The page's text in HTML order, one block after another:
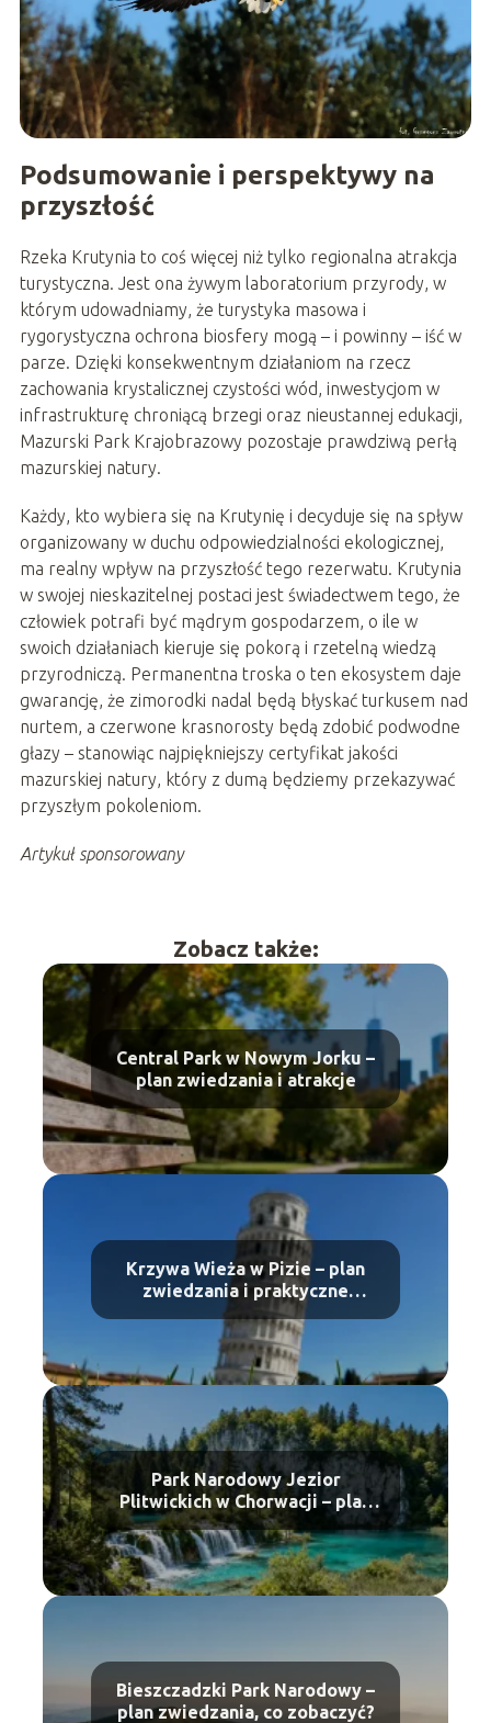
Podsumowanie i perspektywy na
przyszłość
Rzeka Krutynia to coś więcej niż tylko regionalna atrakcja
turystyczna. Jest ona żywym laboratorium przyrody, w
którym udowadniamy, że turystyka masowa i
rygorystyczna ochrona biosfery mogą – i powinny – iść w
parze. Dzięki konsekwentnym działaniom na rzecz
zachowania krystalicznej czystości wód, inwestycjom w
infrastrukturę chroniącą brzegi oraz nieustannej edukacji,
Mazurski Park Krajobrazowy pozostaje prawdziwą perłą
mazurskiej natury.
Każdy, kto wybiera się na Krutynię i decyduje się na spływ
organizowany w duchu odpowiedzialności ekologicznej,
ma realny wpływ na przyszłość tego rezerwatu. Krutynia
w swojej nieskazitelnej postaci jest świadectwem tego, że
człowiek potrafi być mądrym gospodarzem, o ile w
swoich działaniach kieruje się pokorą i rzetelną wiedzą
przyrodniczą. Permanentna troska o ten ekosystem daje
gwarancję, że zimorodki nadal będą błyskać turkusem nad
nurtem, a czerwone krasnorosty będą zdobić podwodne
głazy – stanowiąc najpiękniejszy certyfikat jakości
mazurskiej natury, który z dumą będziemy przekazywać
przyszłym pokoleniom.
Artykuł sponsorowany
Zobacz także:
Central Park w Nowym Jorku –
plan zwiedzania i atrakcje
Krzywa Wieża w Pizie – plan
zwiedzania i praktyczne
wskazówki
Park Narodowy Jezior
Plitwickich w Chorwacji – plan
zwiedzania
Bieszczadzki Park Narodowy –
plan zwiedzania, co zobaczyć?